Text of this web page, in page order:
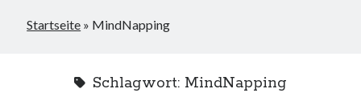
Startseite » MindNapping
Schlagwort: MindNapping